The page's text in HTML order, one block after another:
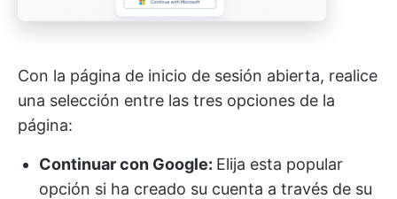
Con la página de inicio de sesión abierta, realice
una selección entre las tres opciones de la
página:
Continuar con Google: Elija esta popular
opción si ha creado su cuenta a través de su